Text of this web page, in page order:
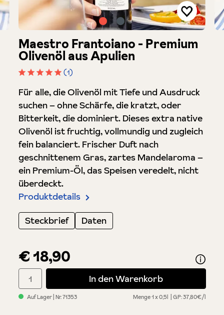
€ 18,90
Maestro Frantoiano - Premium
Olivenöl aus Apulien
(1)
Für alle, die Olivenöl mit Tiefe und Ausdruck
suchen – ohne Schärfe, die kratzt, oder
Bitterkeit, die dominiert. Dieses extra native
Olivenöl ist fruchtig, vollmundig und zugleich
fein balanciert. Frischer Duft nach
geschnittenem Gras, zartes Mandelaroma –
ein Premium-Öl, das Speisen veredelt, nicht
überdeckt.
Produktdetails
Steckbrief
Daten
Auf Lager | Nr.71353 Menge1 x 0,5l GP: 37,80€/l
Produkt Anzahl: Gib den gewünschten Wert ein oder benutze
In den Warenkorb